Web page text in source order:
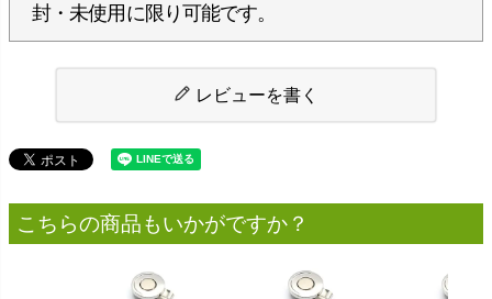
封・未使用に限り可能です。
レビューを書く
こちらの商品もいかがですか？